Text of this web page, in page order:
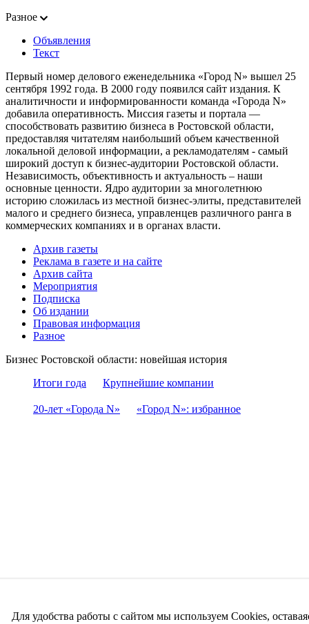
Разное
Объявления
Текст
Первый номер делового еженедельника «Город N» вышел 25
сентября 1992 года. В 2000 году появился сайт издания. К
аналитичности и информированности команда «Города N»
добавила оперативность. Миссия газеты и портала —
способствовать развитию бизнеса в Ростовской области,
предоставляя читателям наибольший объем качественной
локальной деловой информации, а рекламодателям - самый
широкий доступ к бизнес-аудитории Ростовской области.
Независимость, объективность и актуальность – наши
основные ценности. Ядро аудитории за многолетнюю
историю сложилась из местной бизнес-элиты, представителей
малого и среднего бизнеса, управленцев различного ранга в
коммерческих компаниях и в органах власти.
Архив газеты
Реклама в газете и на сайте
Архив сайта
Мероприятия
Подписка
Об издании
Правовая информация
Разное
Бизнес Ростовской области: новейшая история
Итоги года
Крупнейшие компании
20-лет «Города N» «Город N»: избранное
Для удобства работы с сайтом мы используем Cookies,